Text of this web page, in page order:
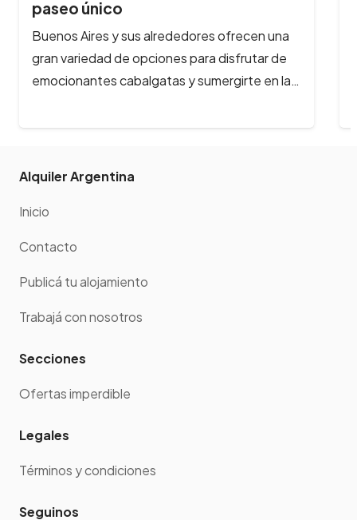
paseo único
Buenos Aires y sus alrededores ofrecen una
gran variedad de opciones para disfrutar de
emocionantes cabalgatas y sumergirte en la…
Alquiler Argentina
Inicio
Contacto
Publicá tu alojamiento
Trabajá con nosotros
Secciones
Ofertas imperdible
Legales
Términos y condiciones
Seguinos